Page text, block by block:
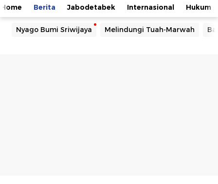
Home Berita Jabodetabek Internasional Hukum
Nyago Bumi Sriwijaya Melindungi Tuah-Marwah